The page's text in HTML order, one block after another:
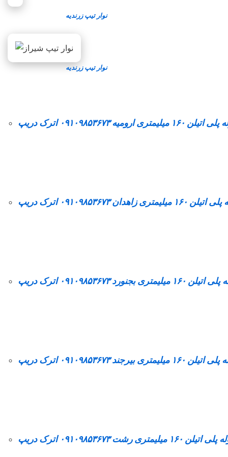
نوار تیپ زرندیه
نوار تیپ زرندیه
۱۶۰ میلیمتری ارومیه ۰۹۱۰۹۸۵۳۶۷۳ اترک دریپ
۱۶۰ میلیمتری زاهدان ۰۹۱۰۹۸۵۳۶۷۳ اترک دریپ
۱۶۰ میلیمتری بجنورد ۰۹۱۰۹۸۵۳۶۷۳ اترک دریپ
۱۶۰ میلیمتری بیرجند ۰۹۱۰۹۸۵۳۶۷۳ اترک دریپ
اتیلن ۱۶۰ میلیمتری رشت ۰۹۱۰۹۸۵۳۶۷۳ اترک دریپ